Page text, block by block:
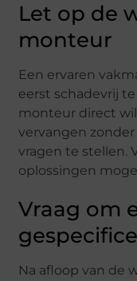
Let op de
monteur
Een ervaren
eerst schadevrij
monteur direct
vervangen
vragen te stellen.
oplossingen
Vraag om
Na afloop van de